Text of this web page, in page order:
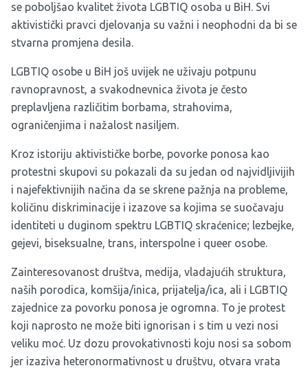
se poboljšao kvalitet života LGBTIQ osoba u BiH. Svi
aktivistički pravci djelovanja su važni i neophodni da bi se
stvarna promjena desila.
LGBTIQ osobe u BiH još uvijek ne uživaju potpunu
ravnopravnost, a svakodnevnica života je često
preplavljena različitim borbama, strahovima,
ograničenjima i nažalost nasiljem.
Kroz istoriju aktivističke borbe, povorke ponosa kao
protestni skupovi su pokazali da su jedan od najvidljivijih
i najefektivnijih načina da se skrene pažnja na probleme,
količinu diskriminacije i izazove sa kojima se suočavaju
identiteti u duginom spektru LGBTIQ skraćenice; lezbejke,
gejevi, biseksualne, trans, interspolne i queer osobe.
Zainteresovanost društva, medija, vladajućih struktura,
naših porodica, komšija/inica, prijatelja/ica, ali i LGBTIQ
zajednice za povorku ponosa je ogromna. To je protest
koji naprosto ne može biti ignorisan i s tim u vezi nosi
veliku moć. Uz dozu provokativnosti koju nosi sa sobom
jer izaziva heteronormativnost u društvu, otvara vrata